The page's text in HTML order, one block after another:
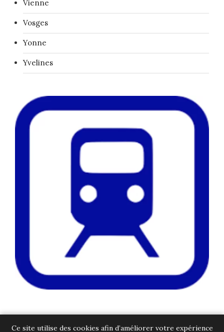
Vienne
Vosges
Yonne
Yvelines
Ce site utilise des cookies afin d’améliorer votre expérience